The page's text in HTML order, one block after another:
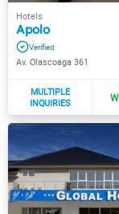
Apolo
Av. Olascoaga 361